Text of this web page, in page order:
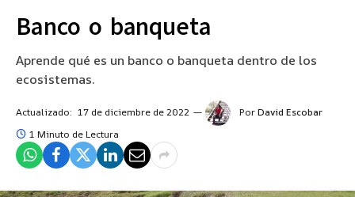
Banco o banqueta
Aprende qué es un banco o banqueta dentro de los
ecosistemas.
Actualizado: 17 de diciembre de 2022 PorDavid Escobar
1 Minuto de Lectura